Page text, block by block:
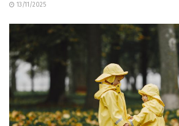
13/11/2025